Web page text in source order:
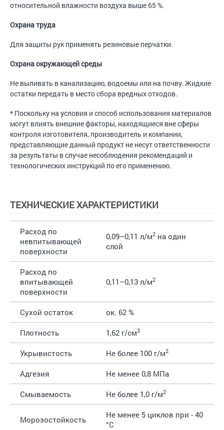
относительной влажности воздуха выше 65 %.
Охрана труда
Для защиты рук применять резиновые перчатки.
Охрана окружающей среды
Не выливать в канализацию, водоемы или на почву. Жидкие
остатки передать в место сбора вредных отходов.
* Поскольку на условия и способ использования материалов
могут влиять внешние факторы, находящиеся вне сферы
контроля изготовителя, производитель и компании,
представляющие данный продукт не несут ответственности
за результаты в случае несоблюдения рекомендаций и
технологических инструкций по его применению.
ТЕХНИЧЕСКИЕ ХАРАКТЕРИСТИКИ
Расход по
невпитывающей
поверхности
0,09–0,11 л/м2 на один
слой
Расход по
впитывающей
поверхности
0,11–0,13 л/м2
Сухой остаток ок. 62 %
Плотность 1,62 г/см3
Укрывистость Не более 100 г/м2
Адгезия Не менее 0,8 МПа
Смываемость Не более 1,0 г/м2
Морозостойкость
Не менее 5 циклов при - 40
°С